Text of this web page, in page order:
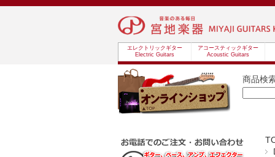
エレクトリックギター
Electric Guitars
アコースティックギター
Acoustic Guitars
商品検